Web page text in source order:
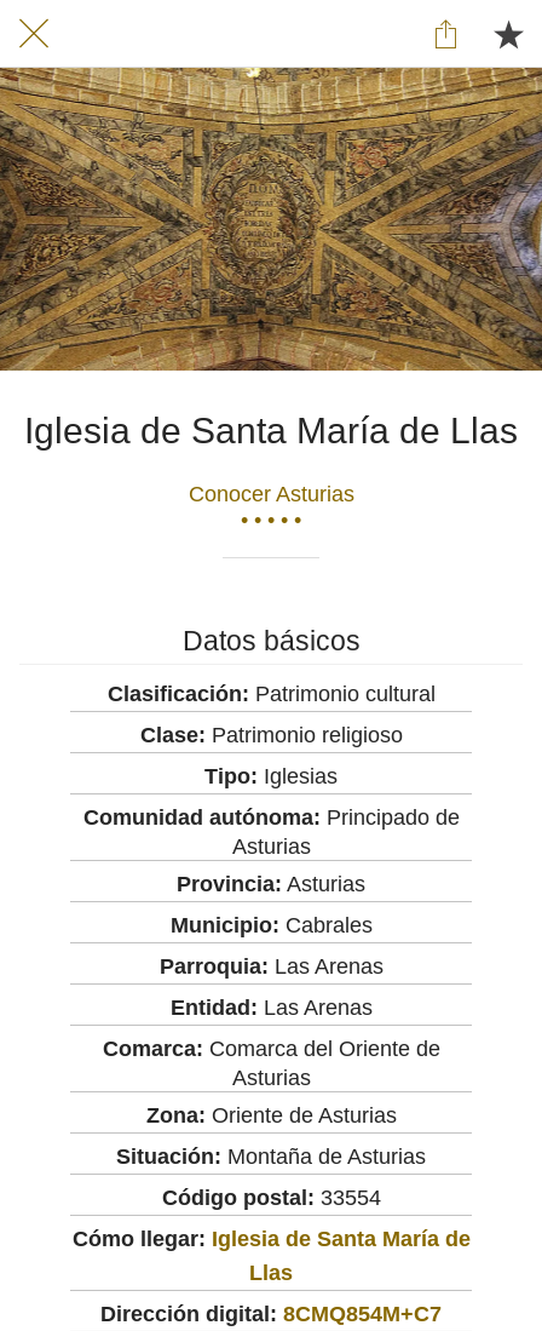
Iglesia de Santa María de Llas
Conocer Asturias
• • • • •
Datos básicos
Clasificación: Patrimonio cultural
Clase: Patrimonio religioso
Tipo: Iglesias
Comunidad autónoma: Principado de
Asturias
Provincia: Asturias
Municipio: Cabrales
Parroquia: Las Arenas
Entidad: Las Arenas
Comarca: Comarca del Oriente de
Asturias
Zona: Oriente de Asturias
Situación: Montaña de Asturias
Código postal: 33554
Cómo llegar: Iglesia de Santa María de
Llas
Dirección digital: 8CMQ854M+C7